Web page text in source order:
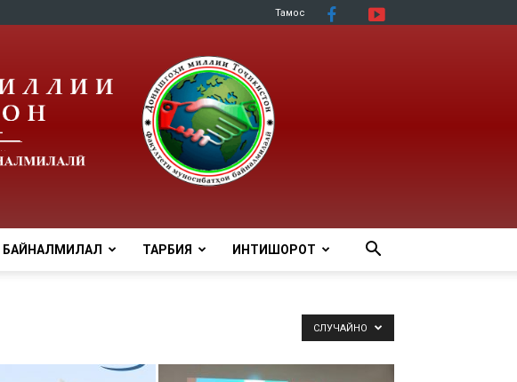
Тамос
ТАРБИЯ ИНТИШОРОТ
СЛУЧАЙНО